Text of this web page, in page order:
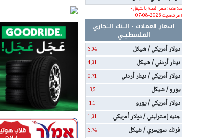
ملاحظة: سعر العملة بالشيقل -
اخر تحديث 2026-08-07
اسعار العملات - البنك التجاري
الفلسطيني
دولار أمريكي / شيكل
3.04
دينار أردني / شيكل 4.31
دولار أمريكي / دينار أردني 0.71
يورو / شيكل 3.5
دولار أمريكي / يورو 1.1
جنيه إسترليني / دولار أمريكي 1.31
فرنك سويسري / شيكل 3.74